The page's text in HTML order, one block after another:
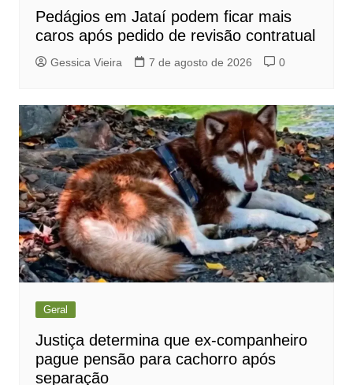
Pedágios em Jataí podem ficar mais
caros após pedido de revisão contratual
Gessica Vieira 7 de agosto de 2026 0
Geral
Justiça determina que ex-companheiro
pague pensão para cachorro após
separação